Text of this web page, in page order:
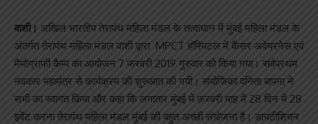
वाशी। अखिल भारतीय तेरापंथ महिला मंडल के तत्वाधान में मुंबई महिला मंडल के
अंतर्गत तेरापंथ महिला मंडल वाशी द्वारा MPCT हॉस्पिटल में कैंसर अवेयरनेस एवं
मैमोग्राफी कैम्प का आयोजन 7 फरवरी 2019 गुरुवार को किया गया। सर्वप्रथम
नवकार महामंत्र से कार्यक्रम की शुरुआत की गयी। संयोजिका वनिता बापना ने
सभी का स्वागत किया और कहा कि लगातार मुंबई में फ़रवरी माह में 28 दिन में 28
इवेंट करना तेरापंथ महिला मंडल मुंबई की बहुत अच्छी संयोजना है। डायटीशियन